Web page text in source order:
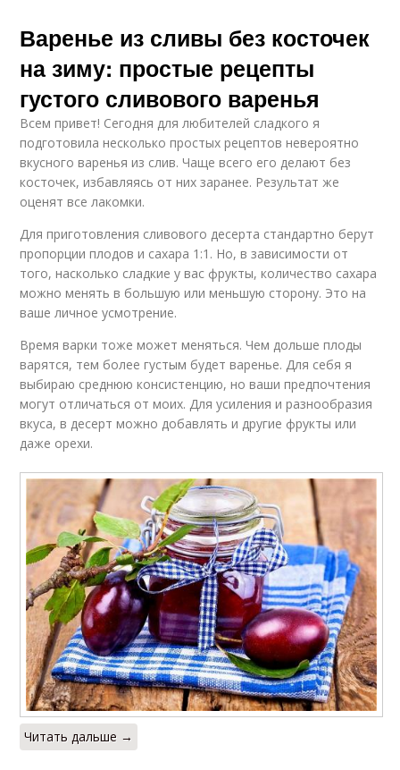
Варенье из сливы без косточек
на зиму: простые рецепты
густого сливового варенья
Всем привет! Сегодня для любителей сладкого я
подготовила несколько простых рецептов невероятно
вкусного варенья из слив. Чаще всего его делают без
косточек, избавляясь от них заранее. Результат же
оценят все лакомки.
Для приготовления сливового десерта стандартно берут
пропорции плодов и сахара 1:1. Но, в зависимости от
того, насколько сладкие у вас фрукты, количество сахара
можно менять в большую или меньшую сторону. Это на
ваше личное усмотрение.
Время варки тоже может меняться. Чем дольше плоды
варятся, тем более густым будет варенье. Для себя я
выбираю среднюю консистенцию, но ваши предпочтения
могут отличаться от моих. Для усиления и разнообразия
вкуса, в десерт можно добавлять и другие фрукты или
даже орехи.
Читать дальше →